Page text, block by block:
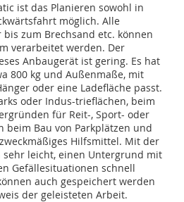
ist das Planieren sowohl in
möglich. Alle
zum Brechsand etc. können
verarbeitet werden. Der
Anbaugerät ist gering. Es hat
800 kg und Außenmaße, mit
oder eine Ladefläche passt.
oder Indus-trieflächen, beim
für Reit-, Sport- oder
beim Bau von Parkplätzen und
Hilfsmittel. Mit der
sehr leicht, einen Untergrund mit
Gefällesituationen schnell
auch gespeichert werden
der geleisteten Arbeit.